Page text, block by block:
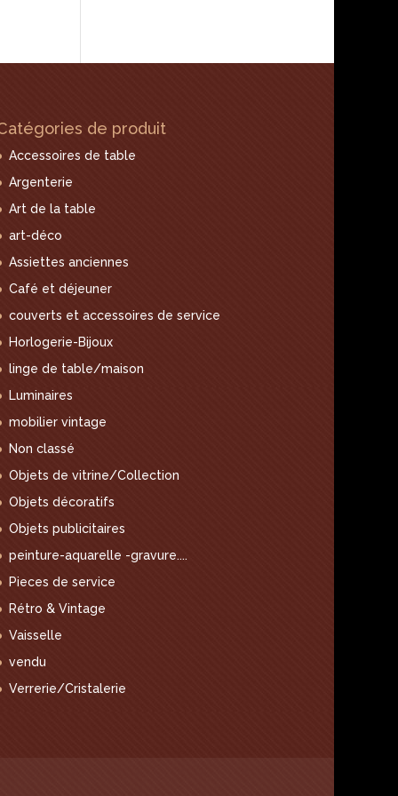
de produit
Accessoires de table
Argenterie
Art de la table
art-déco
Assiettes anciennes
Café et déjeuner
couverts et accessoires de service
Horlogerie-Bijoux
linge de table/maison
Luminaires
mobilier vintage
Non classé
Objets de vitrine/Collection
Objets décoratifs
Objets publicitaires
peinture-aquarelle -gravure....
Pieces de service
Rétro & Vintage
Vaisselle
vendu
Verrerie/Cristalerie